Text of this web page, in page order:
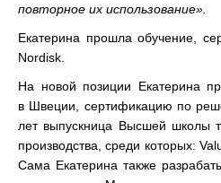
повторное их использование».
Екатерина прошла обучение,
Nordisk.
На новой позиции Екатерина
в Швеции, сертификацию по
лет выпускница Высшей школы
производства, среди которых:
Сама Екатерина также